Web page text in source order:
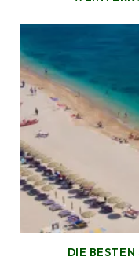
DIE BESTEN